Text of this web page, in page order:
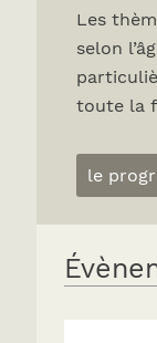
Les
selon
toute la
le